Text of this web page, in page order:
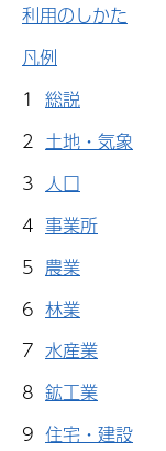
利用のしかた
凡例
1 総説
2 土地・気象
3 人口
4 事業所
5 農業
6 林業
7 水産業
8 鉱工業
9 住宅・建設